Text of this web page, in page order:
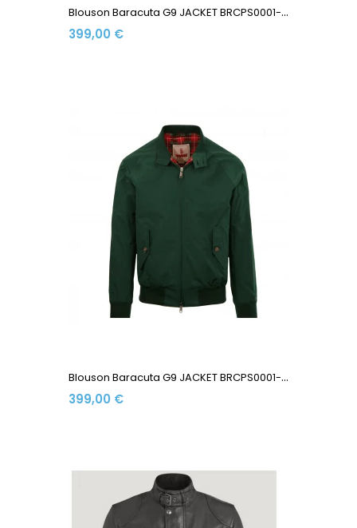
B
Louson Baracuta G9 JACKET BRCPS0001-BCNY1-818 Made In...
399,00 €
B
Louson Baracuta G9 JACKET BRCPS0001-BCNY1-6368 Made In...
399,00 €